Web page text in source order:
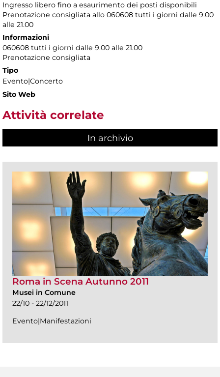
Ingresso libero fino a esaurimento dei posti disponibili
Prenotazione consigliata allo 060608 tutti i giorni dalle 9.00
alle 21.00
Informazioni
060608 tutti i giorni dalle 9.00 alle 21.00
Prenotazione consigliata
Tipo
Evento|Concerto
Sito Web
Attività correlate
In archivio
Roma in Scena Autunno 2011
Musei in Comune
22/10 - 22/12/2011
Evento|Manifestazioni